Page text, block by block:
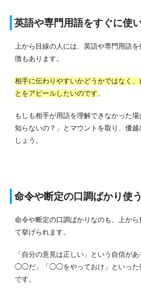
英語や専門用語をすぐに使
上から目線の人には、英語や専門用語
徴もあります。
相手に伝わりやすいかどうかではなく、
とをアピールしたいのです。
もしも相手が用語を理解できなかった
知らないの？」とマウントを取り、優
しょう。
命令や断定の口調ばかり使う
命令や断定の口調ばかりなのも、上から
て挙げられます。
「自分の意見は正しい」という自信が
◯◯だ」「◯◯をやっておけ」といった
です。